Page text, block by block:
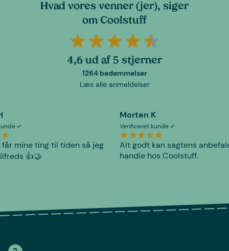
Hvad vores venner (jer), siger
om Coolstuff
4,6 ud af 5 stjerner
1264 bedømmelser
Læs alle anmeldelser
får mine ting til tiden så jeg
👍🤝
Morten K
Verificeret kunde
Alt godt kan sagtens
handle hos Coolstuff.